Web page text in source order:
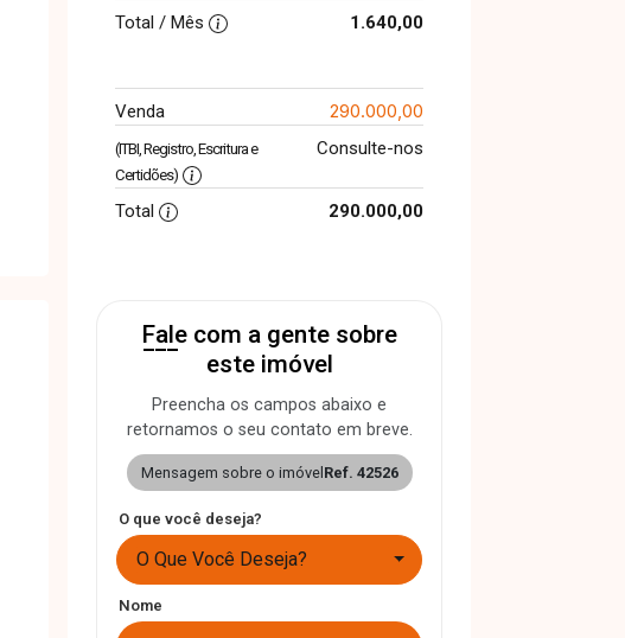
Total / Mês
1.640,00
Venda 290.000,00
(ITBI, Registro, Escritura e
Certidões)
Consulte-nos
Total 290.000,00
Fale com a gente sobre
este imóvel
Preencha os campos abaixo e
retornamos o seu contato em breve.
Mensagem sobre o imóvel Ref. 42526
O que você deseja?
O Que Você Deseja?
Nome